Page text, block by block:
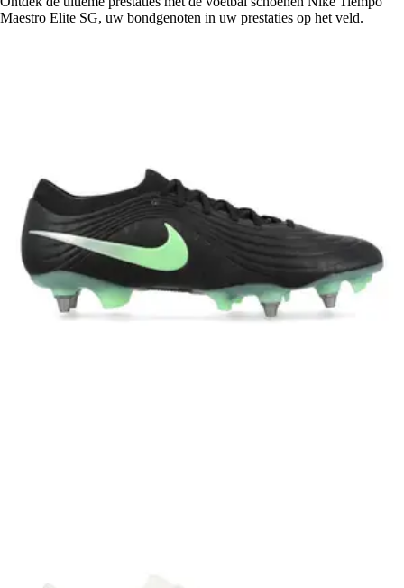
Maestro Elite SG, uw bondgenoten in uw prestaties op het veld.